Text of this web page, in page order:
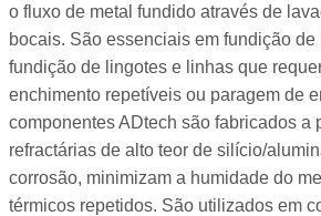
o fluxo de metal fundido através de
bocais. São essenciais em fundição de
fundição de lingotes e linhas que
enchimento repetíveis ou paragem de
componentes ADtech são fabricados a
refractárias de alto teor de silício/
corrosão, minimizam a humidade do
térmicos repetidos. São utilizados em